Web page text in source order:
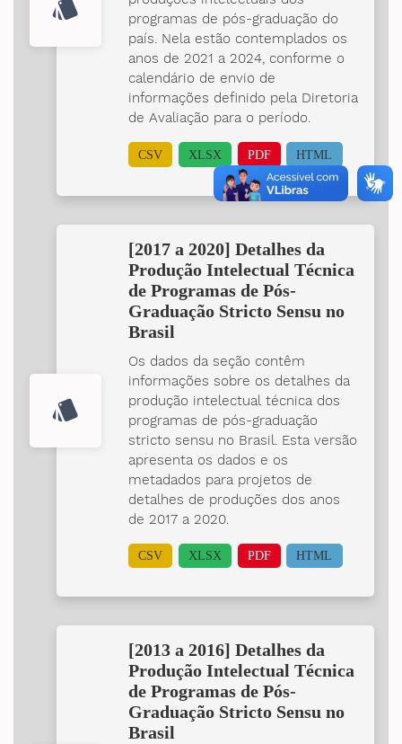
style
programas de pós-graduação do
país. Nela estão contemplados os
anos de 2021 a 2024, conforme o
calendário de envio de
informações definido pela Diretoria
de Avaliação para o período.
CSV XLSX PDF HTML
style
[2017 a 2020] Detalhes da
Produção Intelectual Técnica
de Programas de Pós-
Graduação Stricto Sensu no
Brasil
Os dados da seção contêm
informações sobre os detalhes da
produção intelectual técnica dos
programas de pós-graduação
stricto sensu no Brasil. Esta versão
apresenta os dados e os
metadados para projetos de
detalhes de produções dos anos
de 2017 a 2020.
CSV XLSX PDF HTML
[2013 a 2016] Detalhes da
Produção Intelectual Técnica
de Programas de Pós-
Graduação Stricto Sensu no
Brasil